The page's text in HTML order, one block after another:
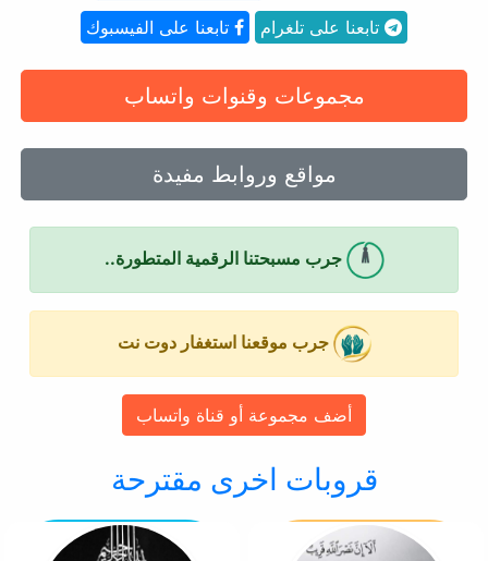
تابعنا على الفيسبوك تابعنا على تلغرام
مجموعات وقنوات واتساب
مواقع وروابط مفيدة
جرب مسبحتنا الرقمية المتطورة..
جرب موقعنا استغفار دوت نت
أضف مجموعة أو قناة واتساب
قروبات اخرى مقترحة